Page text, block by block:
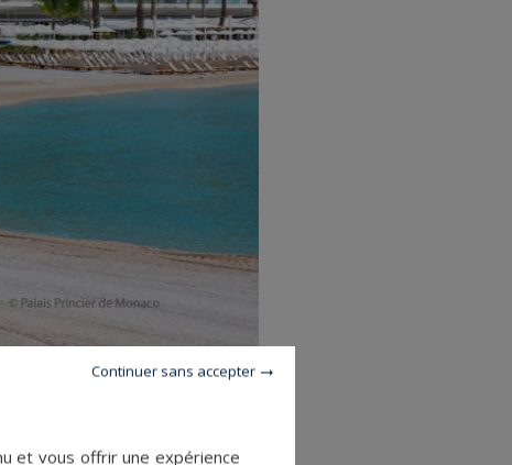
et vous offrir une expérience
Continuer sans accepter